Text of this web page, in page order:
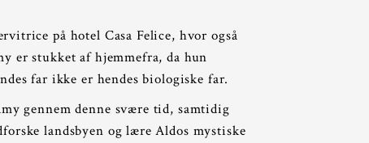
på hotel Casa Felice, hvor også
er stukket af hjemmefra, da hun
far ikke er hendes biologiske far.
gennem denne svære tid, samtidig
landsbyen og lære Aldos mystiske